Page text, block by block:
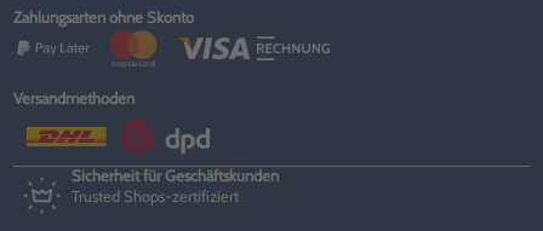
Zahlungsarten ohne Skonto
Versandmethoden
Sicherheit für Geschäftskunden
Trusted Shops-zertifiziert